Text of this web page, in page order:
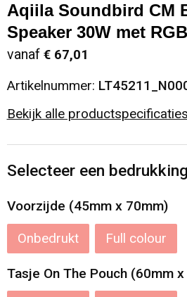
Aqiila Soundbird CM
Speaker 30W met
vanaf € 67,01
Artikelnummer:
Bekijk alle productspecificaties
Selecteer een bedrukking
Voorzijde (45mm x 70mm)
Onbedrukt Full colour
Tasje On The Pouch (60mm